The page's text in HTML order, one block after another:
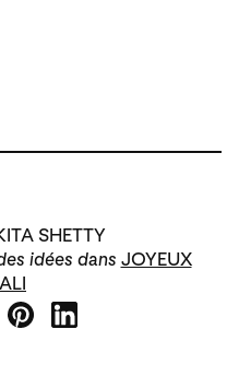
SHETTY
idées dans JOYEUX